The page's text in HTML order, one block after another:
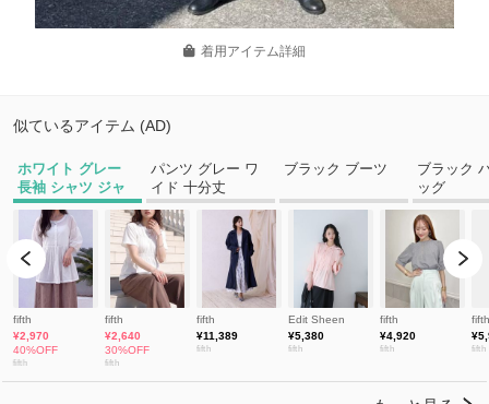
着用アイテム詳細